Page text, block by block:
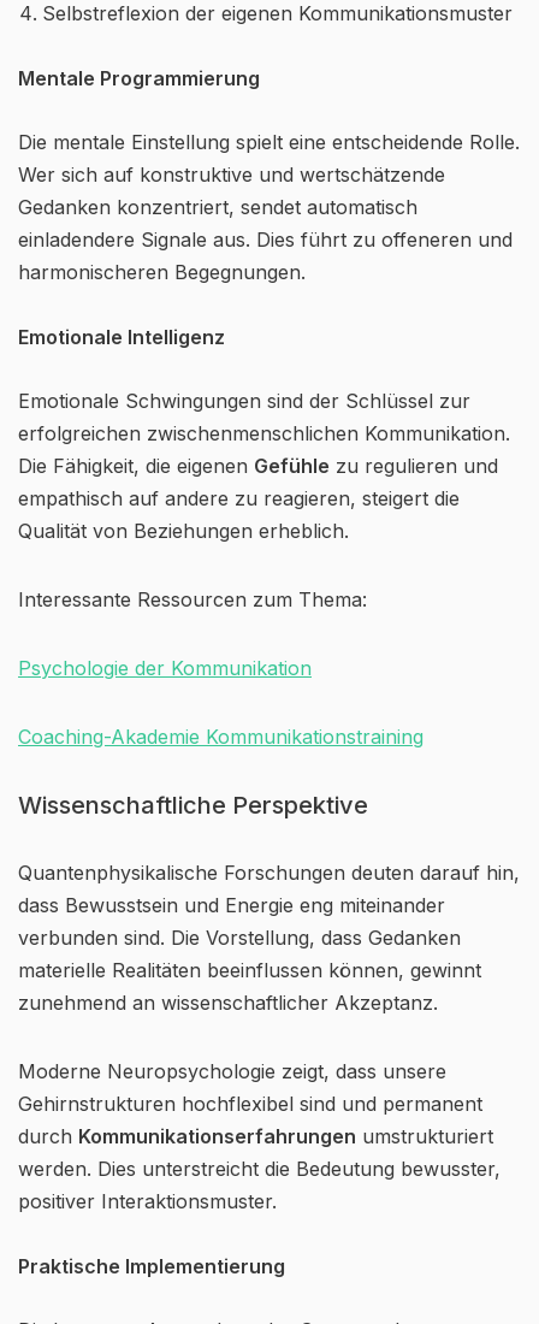
Selbstreflexion der eigenen Kommunikationsmuster
Mentale Programmierung
Die mentale Einstellung spielt eine entscheidende Rolle.
Wer sich auf konstruktive und wertschätzende
Gedanken konzentriert, sendet automatisch
einladendere Signale aus. Dies führt zu offeneren und
harmonischeren Begegnungen.
Emotionale Intelligenz
Emotionale Schwingungen sind der Schlüssel zur
erfolgreichen zwischenmenschlichen Kommunikation.
Die Fähigkeit, die eigenen Gefühle zu regulieren und
empathisch auf andere zu reagieren, steigert die
Qualität von Beziehungen erheblich.
Interessante Ressourcen zum Thema:
Psychologie der Kommunikation
Coaching-Akademie Kommunikationstraining
Wissenschaftliche Perspektive
Quantenphysikalische Forschungen deuten darauf hin,
dass Bewusstsein und Energie eng miteinander
verbunden sind. Die Vorstellung, dass Gedanken
materielle Realitäten beeinflussen können, gewinnt
zunehmend an wissenschaftlicher Akzeptanz.
Moderne Neuropsychologie zeigt, dass unsere
Gehirnstrukturen hochflexibel sind und permanent
durch Kommunikationserfahrungen umstrukturiert
werden. Dies unterstreicht die Bedeutung bewusster,
positiver Interaktionsmuster.
Praktische Implementierung